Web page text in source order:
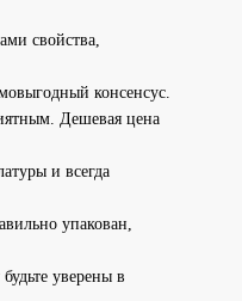
свойства,
консенсус.
Дешевая цена
и всегда
упакован,
уверены в